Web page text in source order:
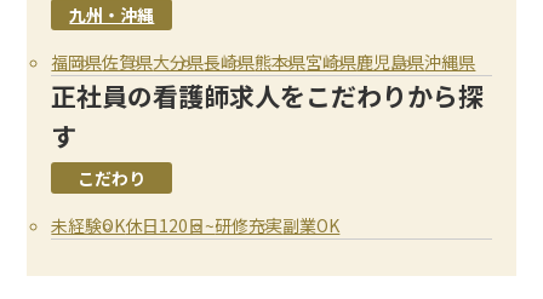
九州・沖縄
福岡県佐賀県大分県長崎県熊本県宮崎県鹿児島県沖縄県
正社員の看護師求人をこだわりから探
す
こだわり
未経験OK休日120日~研修充実副業OK